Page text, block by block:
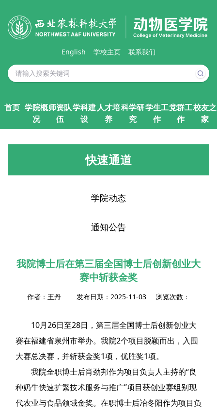
English 学校主页 联系我们
首页 学院概
况
师资队
伍
学科建
设
人才培
养
科学研
究
学生工
作
党群工
作
校友之
家
快速通道
学院动态
通知公告
我院博士后在第三届全国博士后创新创业大
赛中斩获金奖
作者：王丹 发布日期：2025-11-03 浏览次数：
10月26日至28日，第三届全国博士后创新创业大
赛在福建省泉州市举办。我院2个项目脱颖而出，入围
大赛总决赛，并斩获金奖1项，优胜奖1项。
我院全职博士后肖劲邦作为项目负责人主持的“良
种奶牛快速扩繁技术服务与推广”项目获创业赛组别现
代农业与食品领域金奖。在职博士后冶冬阳作为项目负